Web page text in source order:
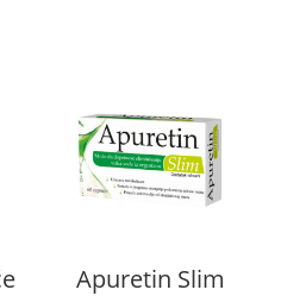
Apuretin Slim